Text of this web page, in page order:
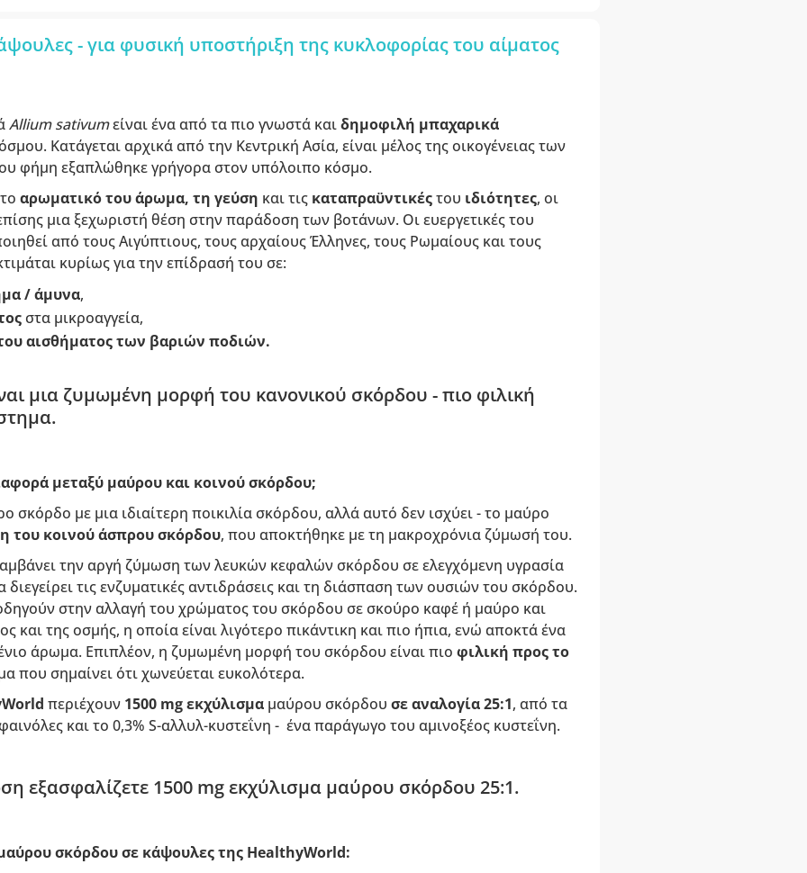
- για φυσική υποστήριξη της κυκλοφορίας του αίματος
Allium sativumείναι ένα από τα πιο γνωστά καιδημοφιλή μπαχαρικά
Κατάγεται αρχικά από την Κεντρική Ασία, είναι μέλος της οικογένειας των
φήμη εξαπλώθηκε γρήγορα στον υπόλοιπο κόσμο.
αρωματικό του άρωμα, τη γεύση και τις καταπραϋντικέςτου ιδιότητες, οι
μια ξεχωριστή θέση στην παράδοση των βοτάνων. Οι ευεργετικές του
από τους Αιγύπτιους, τους αρχαίους Έλληνες, τους Ρωμαίους και τους
κυρίως για την επίδρασή του σε:
/ άμυνα,
στα μικροαγγεία,
αισθήματος των βαριών ποδιών.
μια ζυμωμένη μορφή του κανονικού σκόρδου - πιο φιλική
μεταξύ μαύρου και κοινού σκόρδου;
σκόρδο με μια ιδιαίτερη ποικιλία σκόρδου, αλλά αυτό δεν ισχύει - το μαύρο
του κοινού άσπρου σκόρδου, που αποκτήθηκε με τη μακροχρόνια ζύμωσή του.
την αργή ζύμωση των λευκών κεφαλών σκόρδου σε ελεγχόμενη υγρασία
τις ενζυματικές αντιδράσεις και τη διάσπαση των ουσιών του σκόρδου.
στην αλλαγή του χρώματος του σκόρδου σε σκούρο καφέ ή μαύρο και
και της οσμής, η οποία είναι λιγότερο πικάντικη και πιο ήπια, ενώ αποκτά ένα
άρωμα. Επιπλέον, η ζυμωμένη μορφή του σκόρδου είναι πιο φιλική προς το
που σημαίνει ότι χωνεύεται ευκολότερα.
περιέχουν 1500 mg εκχύλισμαμαύρου σκόρδου σε αναλογία 25:1, από τα
και το 0,3% S-αλλυλ-κυστεΐνη - ένα παράγωγο του αμινοξέος κυστεΐνη.
εξασφαλίζετε 1500 mg εκχύλισμα μαύρου σκόρδου 25:1.
σκόρδου σε κάψουλες της HealthyWorld: